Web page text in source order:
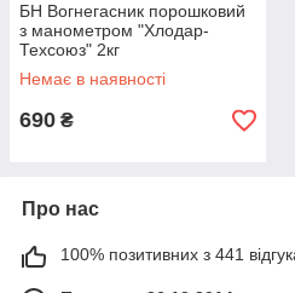
БН Вогнегасник порошковий
з манометром "Хлодар-
Техсоюз" 2кг
Немає в наявності
690 ₴
Про нас
100% позитивних з 441